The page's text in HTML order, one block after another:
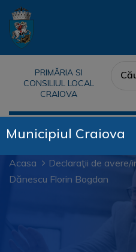
PRIMĂRIA SI
CONSILIUL LOCAL
CRAIOVA
Acasa
Declaraţii de avere/
Dănescu Florin Bogdan